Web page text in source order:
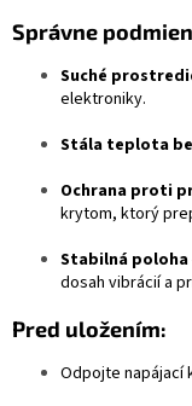
Správne
Suché
elektroniky.
Stála teplota
Ochrana proti
krytom, ktorý
Stabilná poloha
dosah vibrácií a
Pred uložením:
Odpojte napájací